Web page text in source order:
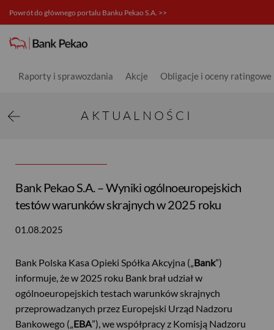
Powrót do głównego portalu Banku Pekao S.A. >>
Raporty i sprawozdania Akcje Obligacje i oceny ratingowe
Aktualności - Relacje
AKTUALNOŚCI
Bank Pekao S.A. – Wyniki ogólnoeuropejskich
testów warunków skrajnych w 2025 roku
01.08.2025
Bank Polska Kasa Opieki Spółka Akcyjna („Bank”)
informuje, że w 2025 roku Bank brał udział w
ogólnoeuropejskich testach warunków skrajnych
przeprowadzanych przez Europejski Urząd Nadzoru
Bankowego („EBA”), we współpracy z Komisją Nadzoru